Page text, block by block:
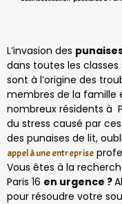
L’invasion des
dans toutes les classes
sont à l’origine des
membres de la famille
nombreux résidents à
du stress causé par
des punaises de lit,
appel à une entreprise
Vous êtes à la
Paris 16 en urgence ?
pour résoudre votre